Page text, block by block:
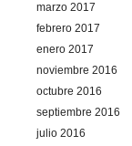
marzo 2017
febrero 2017
enero 2017
noviembre 2016
octubre 2016
septiembre 2016
julio 2016